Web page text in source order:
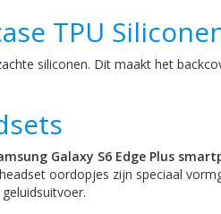
TPU
siliconen. Dit maakt het
Galaxy S6 Edge Plus
oordopjes zijn speciaal